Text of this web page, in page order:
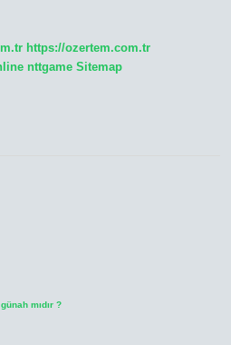
https://ozertem.com.tr
nttgame Sitemap
mıdır ?